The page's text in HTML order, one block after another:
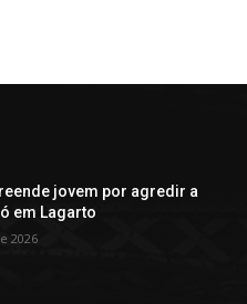
jovem por agredir a
em Lagarto
2026